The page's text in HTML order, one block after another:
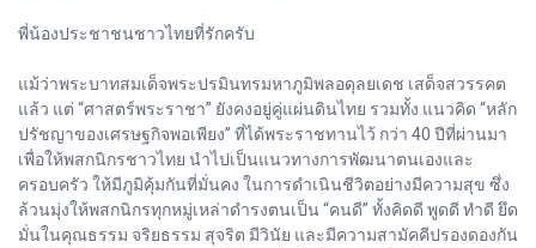
พี่น้องประชาชนชาวไทยที่รักครับ
แม้ว่าพระบาทสมเด็จพระปรมินทรมหาภูมิพลอดุลยเดช เสด็จสวรรคต
แล้ว แต่ “ศาสตร์พระราชา” ยังคงอยู่คู่แผ่นดินไทย รวมทั้ง แนวคิด “หลัก
ปรัชญาของเศรษฐกิจพอเพียง” ที่ได้พระราชทานไว้ กว่า 40 ปีที่ผ่านมา
เพื่อให้พสกนิกรชาวไทย นำไปเป็นแนวทางการพัฒนาตนเองและ
ครอบครัว ให้มีภูมิคุ้มกันที่มั่นคง ในการดำเนินชีวิตอย่างมีความสุข ซึ่ง
ล้วนมุ่งให้พสกนิกรทุกหมู่เหล่าดำรงตนเป็น “คนดี” ทั้งคิดดี พูดดี ทำดี ยึด
มั่นในคุณธรรม จริยธรรม สุจริต มีวินัย และมีความสามัคคีปรองดองกัน